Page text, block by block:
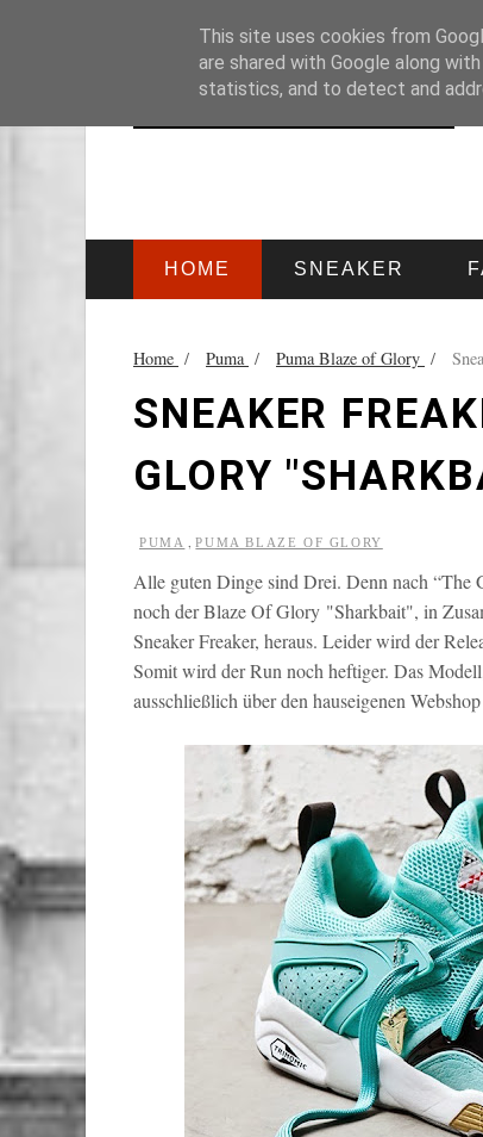
IMPRESSUM
HOME SNEAKER
Home / Puma / Puma Blaze of Glory /
SNEAKER
GLORY
PUMA ,PUMA BLAZE OF GLORY
Alle guten Dinge sind Drei. Denn nach “The
noch der Blaze Of Glory "Sharkbait", in
Sneaker Freaker, heraus. Leider wird der
Somit wird der Run noch heftiger. Das
ausschließlich über den hauseigenen
This site uses cookies from
are shared with Google along
statistics, and to detect and